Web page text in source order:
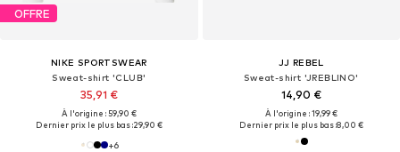
OFFRE
NIKE SPORTSWEAR
Sweat-shirt 'CLUB'
35,91 €
À l'origine : 59,90 €
Dernier prix le plus bas :29,90 €
+6
JJ REBEL
Sweat-shirt 'JREBLINO'
14,90 €
À l'origine : 19,99 €
Dernier prix le plus bas :8,00 €